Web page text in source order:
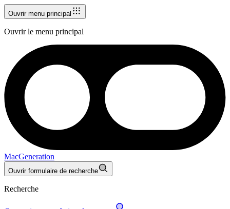
Ouvrir menu principal
Ouvrir le menu principal
MacGeneration
Ouvrir formulaire de recherche
Recherche